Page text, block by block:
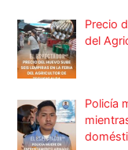
Precio
del
Policía